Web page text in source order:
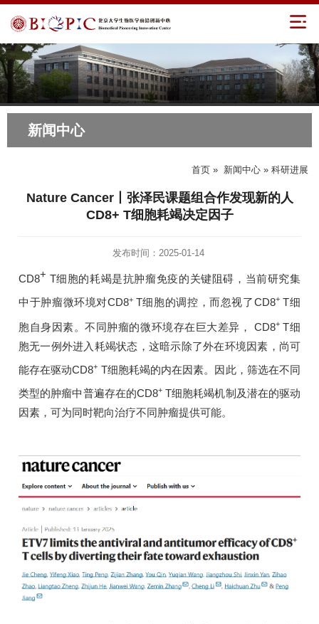
新闻中心
首页 » 新闻中心 » 科研进展
Nature Cancer丨张泽民课题组合作发现新的人
CD8+ T细胞耗竭决定因子
发布时间：2025-01-14
CD8+ T细胞的耗竭是抗肿瘤免疫的关键阻碍，当前研究集
中于肿瘤微环境对CD8+ T细胞的调控，而忽视了CD8+T细
胞自身因素。不同肿瘤的微环境存在巨大差异， CD8+T细
胞无一例外进入耗竭状态，这暗示除了外在环境因素，尚可
能存在驱动CD8+ T细胞耗竭的内在因素。因此，筛选在不同
类型的肿瘤中普遍存在的CD8+T细胞耗竭机制及潜在的驱动
因素，可为同时靶向治疗不同肿瘤提供可能。